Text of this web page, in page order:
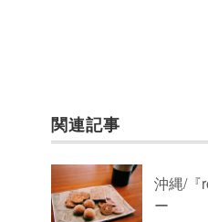
関連記事
沖縄/『
ー